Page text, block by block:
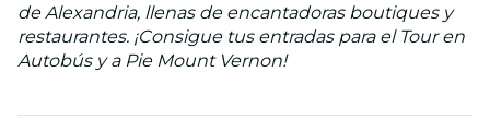
de Alexandria, llenas de encantadoras boutiques y
restaurantes. ¡Consigue tus entradas para el Tour en
Autobús y a Pie Mount Vernon!